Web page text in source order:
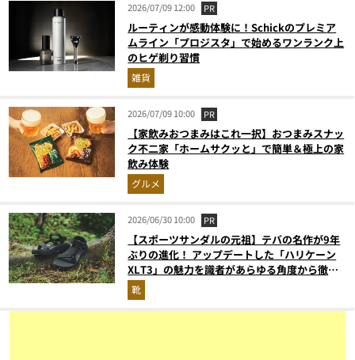
2026/07/09 12:00 PR
ルーティンが感動体験に！Schickのプレミア
ムライン「プロジスタ」で始めるワンランク上
のヒゲ剃り習慣
雑貨
2026/07/09 10:00 PR
【家飲みおつまみはこれ一択】おつまみスナッ
ク不二家「ホームサクッと」で簡単＆極上の家
飲み体験
グルメ
2026/06/30 10:00 PR
【スポーツサンダルの元祖】テバの名作が9年
ぶりの進化！ アップデートした「ハリケーン
XLT3」の魅力を識者があらゆる角度から徹底
解説！
靴